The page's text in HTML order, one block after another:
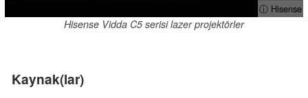
ⓘ Hisense
Hisense Vidda C5 serisi lazer projektörler
Kaynak(lar)